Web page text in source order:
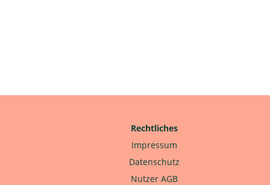
Rechtliches
Impressum
Datenschutz
Nutzer AGB